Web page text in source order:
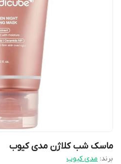
ماسک شب کلاژن مدی کیوب
برند: مدی کیوب